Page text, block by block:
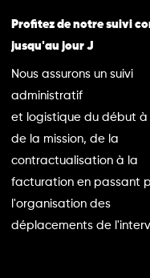
Profitez de notre suivi
jusqu'au jour J
Nous assurons un suivi
administratif
et logistique du début à
de la mission, de la
contractualisation à la
facturation en passant
l'organisation des
déplacements de